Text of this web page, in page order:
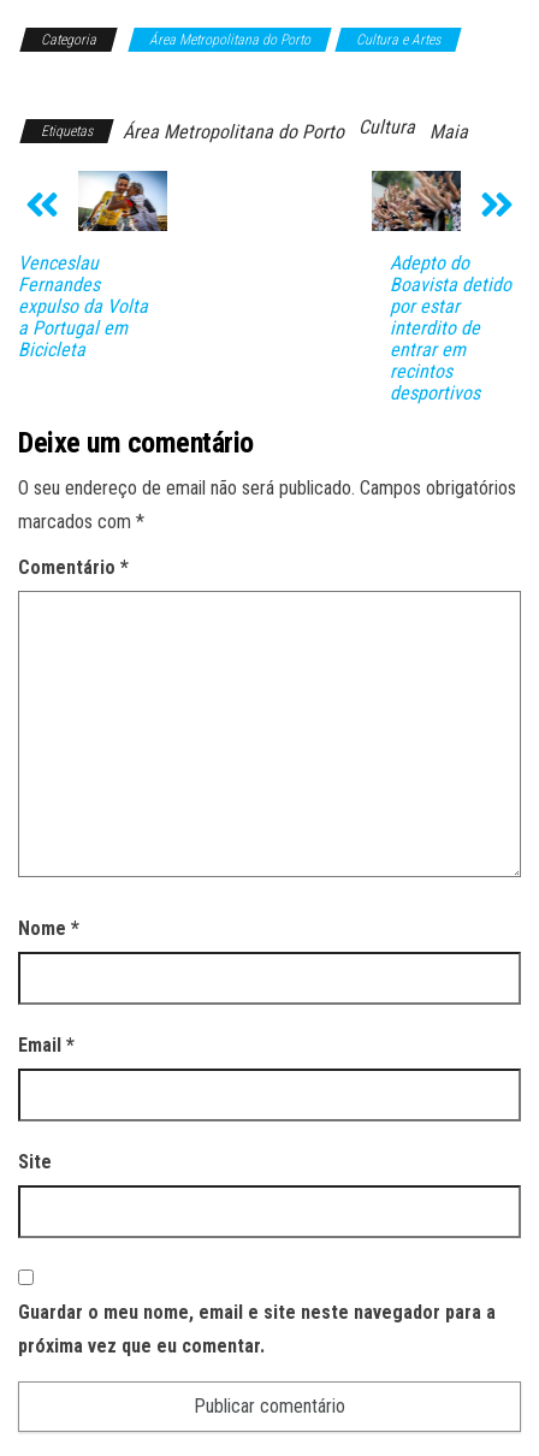
Categoria Área Metropolitana do Porto
Cultura e Artes
Etiquetas Área Metropolitana do Porto Cultura Maia
Venceslau
Fernandes
expulso da Volta
a Portugal em
Bicicleta
Adepto do
Boavista detido
por estar
interdito de
entrar em
recintos
desportivos
Deixe um comentário
O seu endereço de email não será publicado. Campos obrigatórios
marcados com *
Comentário *
Nome *
Email *
Site
Guardar o meu nome, email e site neste navegador para a
próxima vez que eu comentar.